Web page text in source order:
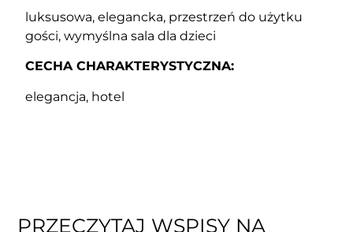
luksusowa, elegancka, przestrzeń do użytku
gości, wymyślna sala dla dzieci
CECHA CHARAKTERYSTYCZNA:
elegancja, hotel
PRZECZYTAJ WSPISY NA